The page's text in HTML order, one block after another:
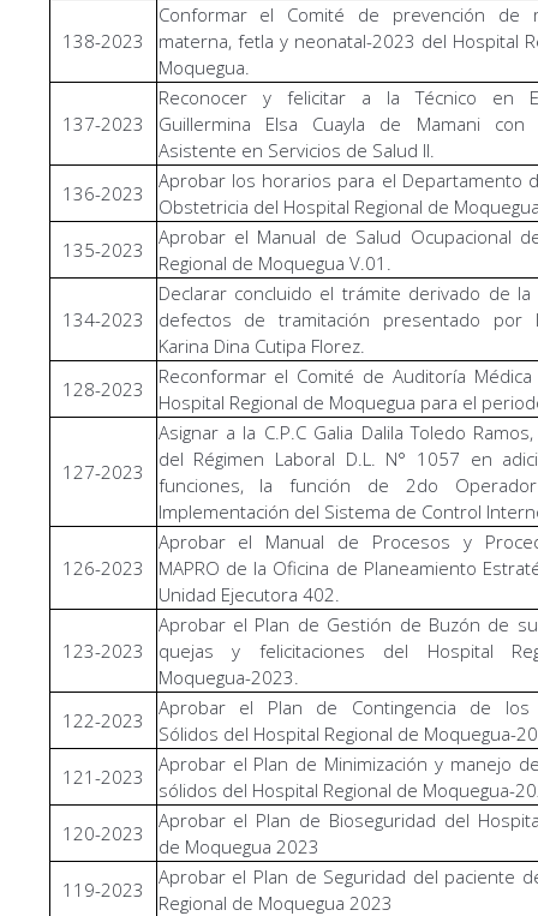
138-2023
Conformar el Comité de prevención de
materna, fetla y neonatal-2023 del Hospital
Moquegua.
137-2023
Reconocer y felicitar a la Técnico en
Guillermina Elsa Cuayla de Mamani
Asistente en Servicios de Salud II.
136-2023
Aprobar los horarios para el Departamento
Obstetricia del Hospital Regional de
135-2023
Aprobar el Manual de Salud Ocupacional
Regional de Moquegua V.01.
134-2023
Declarar concluido el trámite derivado de
defectos de tramitación presentado por
Karina Dina Cutipa Florez.
128-2023
Reconformar el Comité de Auditoría Médica
Hospital Regional de Moquegua para el
127-2023
Asignar a la C.P.C Galia Dalila Toledo
del Régimen Laboral D.L. N° 1057 en
funciones, la función de 2do
Implementación del Sistema de Control
126-2023
Aprobar el Manual de Procesos y
MAPRO de la Oficina de Planeamiento
Unidad Ejecutora 402.
123-2023
Aprobar el Plan de Gestión de Buzón de
quejas y felicitaciones del Hospital
Moquegua-2023.
122-2023
Aprobar el Plan de Contingencia de los
Sólidos del Hospital Regional de Moquegua-
121-2023
Aprobar el Plan de Minimización y manejo
sólidos del Hospital Regional de Moquegua-
120-2023
Aprobar el Plan de Bioseguridad del
de Moquegua 2023
119-2023
Aprobar el Plan de Seguridad del paciente
Regional de Moquegua 2023